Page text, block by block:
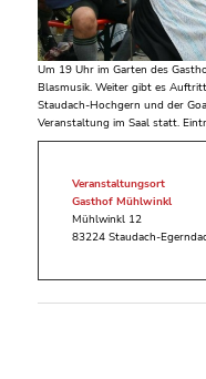
Um 19 Uhr im Garten des
Blasmusik. Weiter gibt es
Staudach-Hochgern und der
Veranstaltung im Saal statt.
Veranstaltungsort
Gasthof Mühlwinkl
Mühlwinkl 12
83224 Staudach-